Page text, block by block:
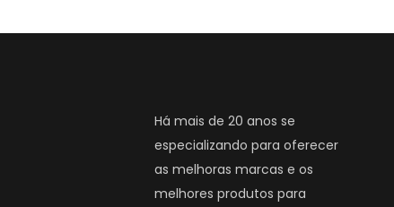
Há mais de 20 anos se
especializando para oferecer
as melhoras marcas e os
melhores produtos para